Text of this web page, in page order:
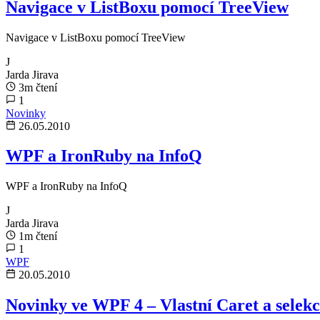
Navigace v ListBoxu pomocí TreeView
Navigace v ListBoxu pomocí TreeView
J
Jarda Jirava
3m čtení
1
Novinky
26.05.2010
WPF a IronRuby na InfoQ
WPF a IronRuby na InfoQ
J
Jarda Jirava
1m čtení
1
WPF
20.05.2010
Novinky ve WPF 4 – Vlastní Caret a